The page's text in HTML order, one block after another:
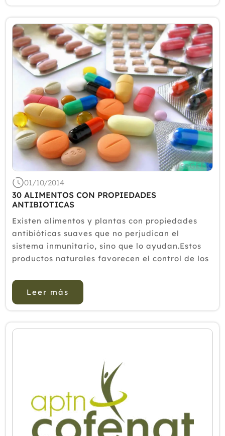
01/10/2014
30 ALIMENTOS CON PROPIEDADES
ANTIBIOTICAS
Existen alimentos y plantas con propiedades
antibióticas suaves que no perjudican el
sistema inmunitario, sino que lo ayudan.Estos
productos naturales favorecen el control de los
hongos) sin perjudicar a las bacterias
beneficiosas.Los antibióticos ...
Leer más